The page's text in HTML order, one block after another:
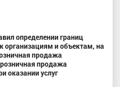
определении границ
организациям и объектам, на
продажа
продажа
оказании услуг